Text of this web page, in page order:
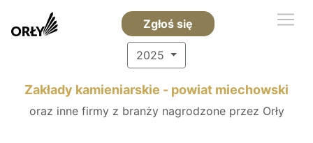
Zgłoś się
2025
Zakłady kamieniarskie - powiat miechowski
oraz inne firmy z branży nagrodzone przez Orły